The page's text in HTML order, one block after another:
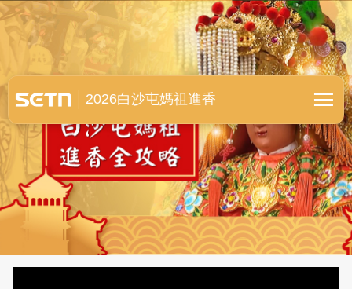
白沙屯媽祖進香全紀錄
2026白沙屯媽祖進香